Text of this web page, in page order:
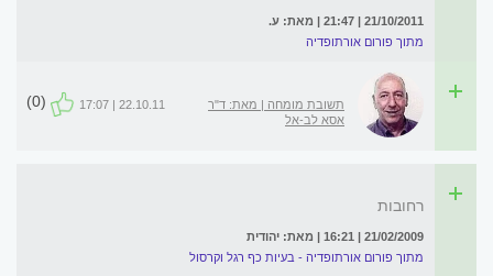
21/10/2011 | 21:47 | מאת: ע.
מתוך פורום אורתופדיה
תשובת מומחה | מאת: ד"ר
אסא לב-אל
22.10.11 | 17:07
(0)
רחובות
21/02/2009 | 16:21 | מאת: יהודית
מתוך פורום אורתופדיה - בעיות כף רגל וקרסול